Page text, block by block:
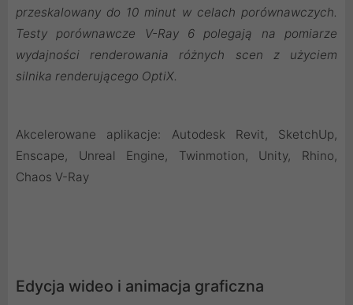
przeskalowany do 10 minut w celach porównawczych.
Testy porównawcze V-Ray 6 polegają na pomiarze
wydajności renderowania różnych scen z użyciem
silnika renderującego OptiX.
Akcelerowane aplikacje: Autodesk Revit, SketchUp,
Enscape, Unreal Engine, Twinmotion, Unity, Rhino,
Chaos V-Ray
Edycja wideo i animacja graficzna